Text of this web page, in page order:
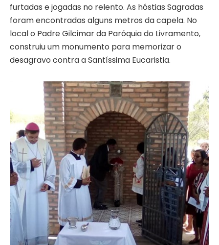
furtadas e jogadas no relento. As hóstias Sagradas
foram encontradas alguns metros da capela. No
local o Padre Gilcimar da Paróquia do Livramento,
construiu um monumento para memorizar o
desagravo contra a Santíssima Eucaristia.